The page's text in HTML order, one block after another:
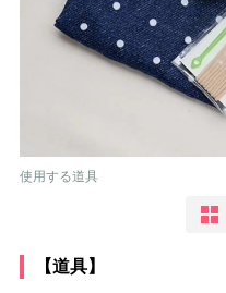
使用する道具
【道具】